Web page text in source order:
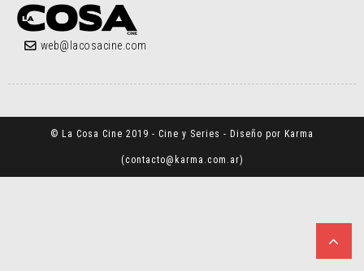
web@lacosacine.com
© La Cosa Cine 2019 - Cine y Series - Diseño por Karma
(contacto@karma.com.ar)